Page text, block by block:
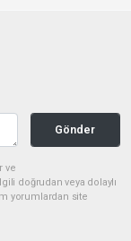
Gönder
ve
doğrudan veya dolaylı
yorumlardan site